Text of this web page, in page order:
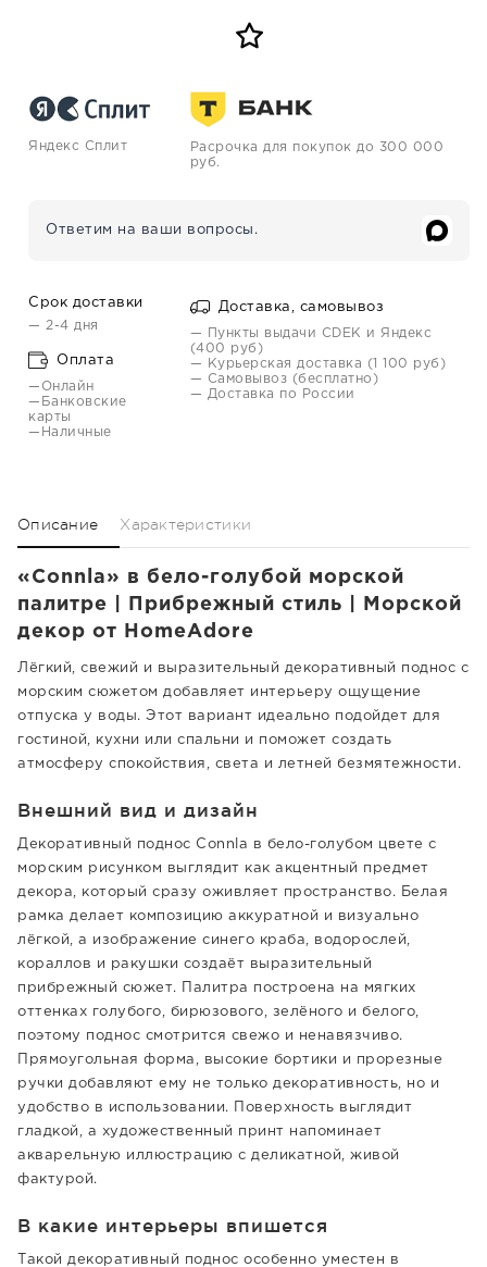
Яндекс Сплит
Расрочка для покупок до 300 000
руб.
Ответим на ваши вопросы.
Срок доставки
— 2-4 дня
Оплата
—Онлайн
—Банковские
карты
—Наличные
Доставка, самовывоз
— Пункты выдачи CDEK и Яндекс
(400 руб)
— Курьерская доставка (1 100 руб)
— Самовывоз (бесплатно)
— Доставка по России
Описание Характеристики
«Connla» в бело-голубой морской
палитре | Прибрежный стиль | Морской
декор от HomeAdore
Лёгкий, свежий и выразительный декоративный поднос с
морским сюжетом добавляет интерьеру ощущение
отпуска у воды. Этот вариант идеально подойдет для
гостиной, кухни или спальни и поможет создать
атмосферу спокойствия, света и летней безмятежности.
Внешний вид и дизайн
Декоративный поднос Connla в бело-голубом цвете с
морским рисунком выглядит как акцентный предмет
декора, который сразу оживляет пространство. Белая
рамка делает композицию аккуратной и визуально
лёгкой, а изображение синего краба, водорослей,
кораллов и ракушки создаёт выразительный
прибрежный сюжет. Палитра построена на мягких
оттенках голубого, бирюзового, зелёного и белого,
поэтому поднос смотрится свежо и ненавязчиво.
Прямоугольная форма, высокие бортики и прорезные
ручки добавляют ему не только декоративность, но и
удобство в использовании. Поверхность выглядит
гладкой, а художественный принт напоминает
акварельную иллюстрацию с деликатной, живой
фактурой.
В какие интерьеры впишется
Такой декоративный поднос особенно уместен в